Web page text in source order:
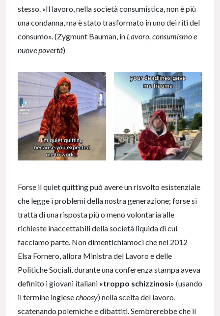
stesso. «Il lavoro, nella società consumistica, non è più
una condanna, ma è stato trasformato in uno dei riti del
consumo». (Zygmunt Bauman, in Lavoro, consumismo e
nuove povertà)
Forse il quiet quitting può avere un risvolto esistenziale
che legge i problemi della nostra generazione; forse si
tratta di una risposta più o meno volontaria alle
richieste inaccettabili della società liquida di cui
facciamo parte. Non dimentichiamoci che nel 2012
Elsa Fornero, allora Ministra del Lavoro e delle
Politiche Sociali, durante una conferenza stampa aveva
definito i giovani italiani «troppo schizzinosi» (usando
il termine inglesechoosy) nella scelta del lavoro,
scatenando polemiche e dibattiti. Sembrerebbe che il